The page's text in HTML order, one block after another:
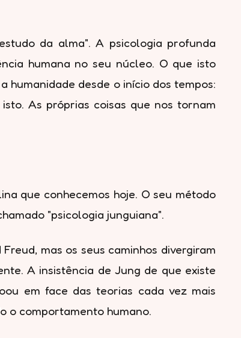
da alma". A psicologia profunda
humana no seu núcleo. O que isto
humanidade desde o início dos tempos:
As próprias coisas que nos tornam
que conhecemos hoje. O seu método
"psicologia junguiana".
mas os seus caminhos divergiram
A insistência de Jung de que existe
em face das teorias cada vez mais
o comportamento humano.